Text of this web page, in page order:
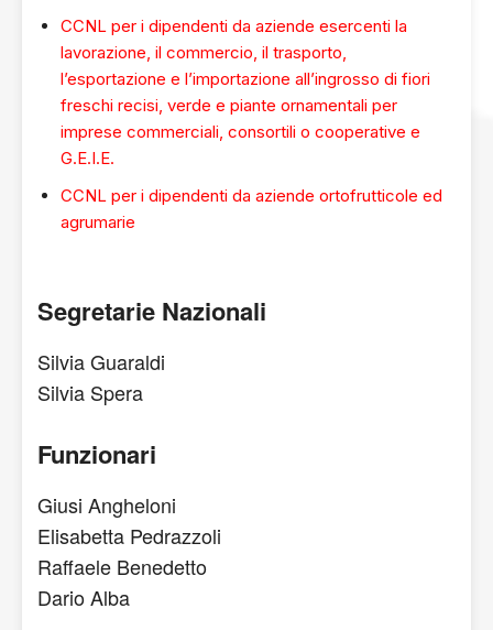
CCNL per i dipendenti da aziende esercenti la
lavorazione, il commercio, il trasporto,
l’esportazione e l’importazione all’ingrosso di fiori
freschi recisi, verde e piante ornamentali per
imprese commerciali, consortili o cooperative e
G.E.I.E.
CCNL per i dipendenti da aziende ortofrutticole ed
agrumarie
Segretarie Nazionali
Silvia Guaraldi
Silvia Spera
Funzionari
Giusi Angheloni
Elisabetta Pedrazzoli
Raffaele Benedetto
Dario Alba